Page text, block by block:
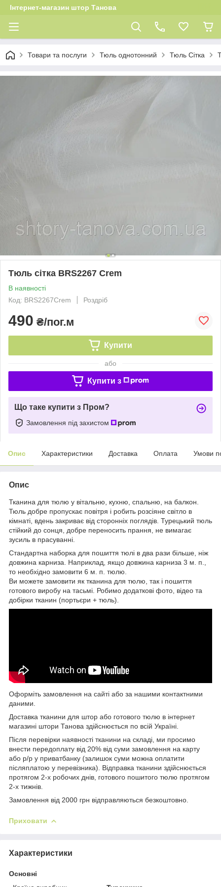
Інтернет-магазин штор Танова
Товари та послуги Тюль однотонний Тюль Сітка
Тюль сітка BRS2267 Crem
В наявності
Код: BRS2267Crem
Роздріб
490 ₴/пог.м
Купити
або
Купити з
Що таке купити з Пром?
Замовлення під захистом
Опис Характеристики Доставка Оплата Умови
Опис
Тканина для тюлю у вітальню, кухню, спальню, на балкон.
Тюль добре пропускає повітря і робить розсіяне світло в
кімнаті, вдень закриває від сторонніх поглядів. Турецький тюль
стійкий до сонця, добре переносить прання, не вимагає
зусиль в прасуванні.
Стандартна наборка для пошиття тюлі в два рази більше, ніж
довжина карниза. Наприклад, якщо довжина карниза 3 м. п.,
то необхідно замовити 6 м. п. тюлю.
Ви можете замовити як тканина для тюлю, так і пошиття
готового виробу на тасьмі. Робимо додаткові фото, відео та
добірки тканин (портьєри + тюль).
Оформіть замовлення на сайті або за нашими контактними
даними.
Доставка тканини для штор або готового тюлю в інтернет
магазині штори Танова здійснюється по всій Україні.
Після перевірки наявності тканини на складі, ми просимо
внести передоплату від 20% від суми замовлення на карту
або р/р у приватбанку (залишок суми можна оплатити
післяплатою у перевізника). Відправка тканини здійснюється
протягом 2-х робочих днів, готового пошитого тюлю протягом
2-х тижнів.
Замовлення від 2000 грн відправляються безкоштовно.
Приховати
Характеристики
Основні